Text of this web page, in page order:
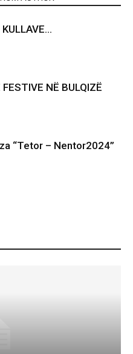
NË BULQIZË
“Tetor – Nentor2024”